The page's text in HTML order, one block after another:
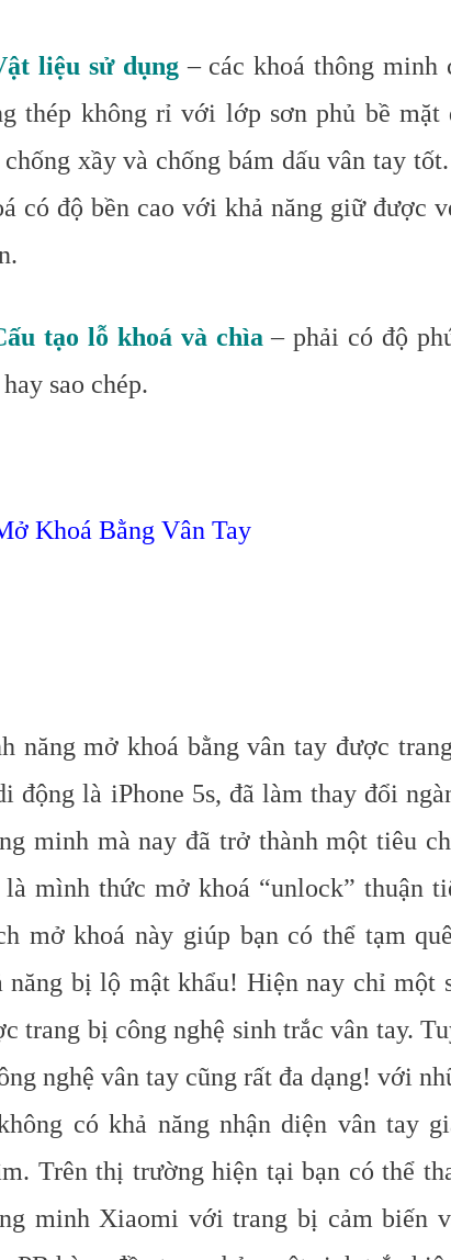
liệu sử dụng– các khoá thông minh
thép không rỉ với lớp sơn phủ bề mặt
chống xầy và chống bám dấu vân tay
có độ bền cao với khả năng giữ được
tạo lỗ khoá và chìa – phải có độ
sao chép.
Khoá Bằng Vân Tay
năng mở khoá bằng vân tay được
động là iPhone 5s, đã làm thay đổi
minh mà nay đã trở thành một tiêu
mình thức mở khoá “unlock” thuận
mở khoá này giúp bạn có thể tạm
năng bị lộ mật khẩu! Hiện nay chỉ một
trang bị công nghệ sinh trắc vân tay.
nghệ vân tay cũng rất đa dạng! với
có khả năng nhận diện vân tay
Trên thị trường hiện tại bạn có thể
minh Xiaomi với trang bị cảm biến